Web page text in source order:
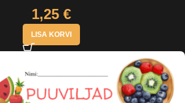
1,25 €
LISA KORVI